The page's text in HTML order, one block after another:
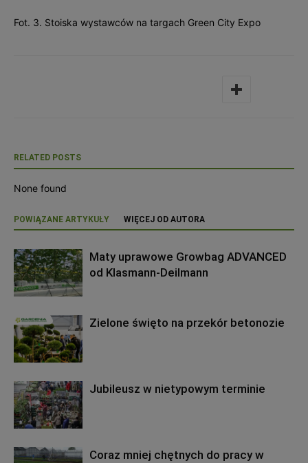
Fot. 3. Stoiska wystawców na targach Green City Expo
RELATED POSTS
None found
POWIĄZANE ARTYKUŁY WIĘCEJ OD AUTORA
Maty uprawowe Growbag ADVANCED
od Klasmann-Deilmann
Zielone święto na przekór betonozie
Jubileusz w nietypowym terminie
Coraz mniej chętnych do pracy w